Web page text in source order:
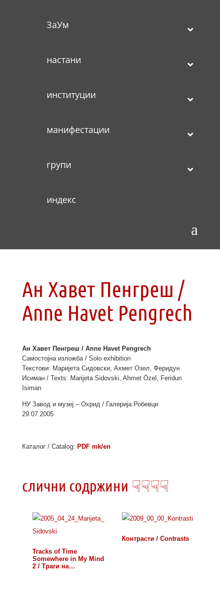
ЗаУм
настани
институции
манифестации
групи
индекс
Ан Хавет Пенгреш /
Anne Havet Pengrech
Ан Хавет Пенгреш / Anne Havet Pengrech
Самостојна изложба / Solo exhibition
Текстови: Маријета Сидовски, Ахмет Озел, Феридун
Исиман / Texts: Marijeta Sidovski, Ahmet Özel, Feridun
Isiman
НУ Завод и музеј – Охрид / Галерија Робевци
29.07.2005
Каталог / Catalog: PDF mk/en
слични содржини ☟☟☟☟
Tracks of Time
Somewhere in My Mind
2 / Траги на…
Контрасти / Contrasts